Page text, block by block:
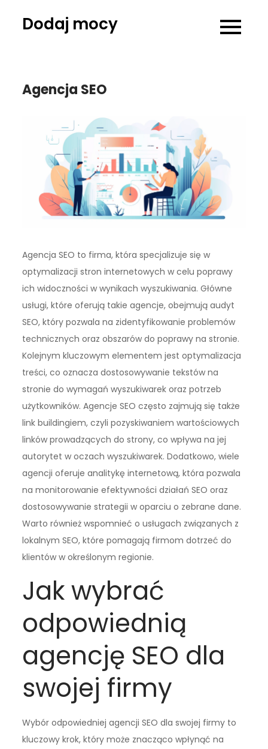
Dodaj mocy
Agencja SEO
Agencja SEO to firma, która specjalizuje się w
optymalizacji stron internetowych w celu poprawy
ich widoczności w wynikach wyszukiwania. Główne
usługi, które oferują takie agencje, obejmują audyt
SEO, który pozwala na zidentyfikowanie problemów
technicznych oraz obszarów do poprawy na stronie.
Kolejnym kluczowym elementem jest optymalizacja
treści, co oznacza dostosowywanie tekstów na
stronie do wymagań wyszukiwarek oraz potrzeb
użytkowników. Agencje SEO często zajmują się także
link buildingiem, czyli pozyskiwaniem wartościowych
linków prowadzących do strony, co wpływa na jej
autorytet w oczach wyszukiwarek. Dodatkowo, wiele
agencji oferuje analitykę internetową, która pozwala
na monitorowanie efektywności działań SEO oraz
dostosowywanie strategii w oparciu o zebrane dane.
Warto również wspomnieć o usługach związanych z
lokalnym SEO, które pomagają firmom dotrzeć do
klientów w określonym regionie.
Jak wybrać
odpowiednią
agencję SEO dla
swojej firmy
Wybór odpowiedniej agencji SEO dla swojej firmy to
kluczowy krok, który może znacząco wpłynąć na